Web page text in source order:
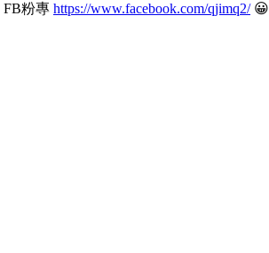
FB粉專 https://www.facebook.com/qjimq2/😀